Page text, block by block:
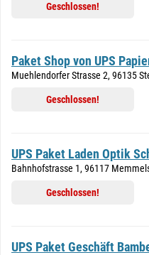
Geschlossen!
Paket Shop von UPS
Muehlendorfer Strasse 2, 96135
Geschlossen!
UPS Paket Laden Optik
Bahnhofstrasse 1, 96117
Geschlossen!
UPS Paket Geschäft